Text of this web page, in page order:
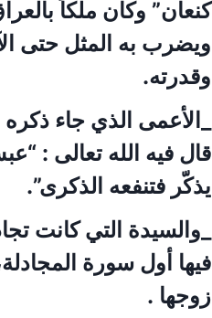
كنعان” وكان ملكاً
ويضرب به المثل حتى
وقدرته.
_الأعمى الذي جاء
قال فيه الله تعالى :
يذكّر فتنفعه الذكرى”.
_والسيدة التي كانت
فيها أول سورة
زوجها .